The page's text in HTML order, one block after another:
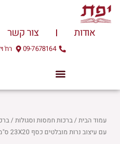
דילוג
לתוכן
אודות צור קשר
09-7678164 רח' ויצמן
עמוד הבית/ברכות חמסות וסגולות/
עם עיצוב נרות מובלטים כסף 23X20 ס"מ